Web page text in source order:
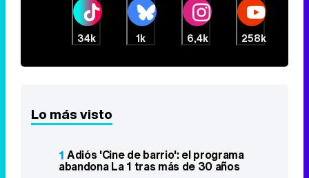
34k 1k 6,4k 258k
Lo más visto
1 Adiós 'Cine de barrio': el programa
abandona La 1 tras más de 30 años